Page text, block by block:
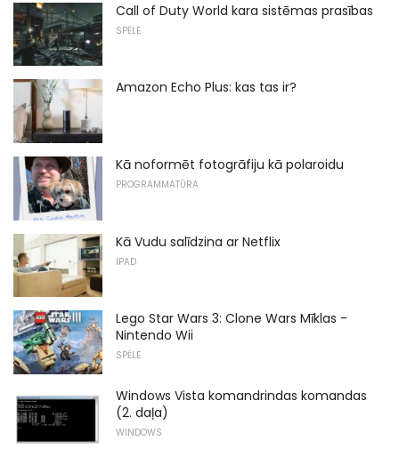
Call of Duty World kara sistēmas prasības
SPĒLE
Amazon Echo Plus: kas tas ir?
Kā noformēt fotogrāfiju kā polaroidu
PROGRAMMATŪRA
Kā Vudu salīdzina ar Netflix
IPAD
Lego Star Wars 3: Clone Wars Mīklas -
Nintendo Wii
SPĒLE
Windows Vista komandrindas komandas
(2. daļa)
WINDOWS